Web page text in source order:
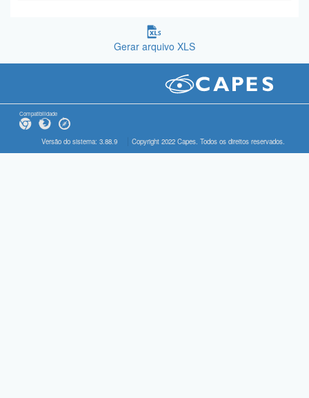
Gerar arquivo XLS
Compatibilidade
Versão do sistema: 3.88.9 Copyright 2022 Capes. Todos os direitos reservados.